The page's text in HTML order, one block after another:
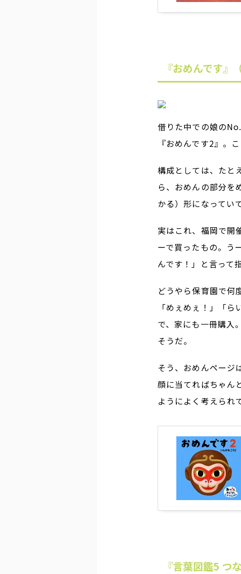
『おめんです』
借りた中での娘の
『おめんです2』。
構成としては、たと
ら、おめんの部分を
かる）形になってい
実はこれ、福岡で開
ーで買ったもの。う
んです！」と言って
どうやら保育園で何
「めぇめぇ！」「
で、家にも一冊購入
そうだ。
そう、おめんページ
顔に当てればちゃん
ようによく考えられ
『言葉図鑑5 つ